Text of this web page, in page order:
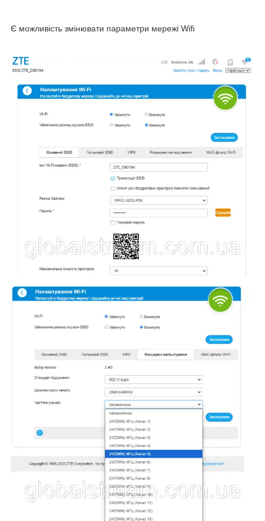
Є можливість змінювати параметри мережі Wifi